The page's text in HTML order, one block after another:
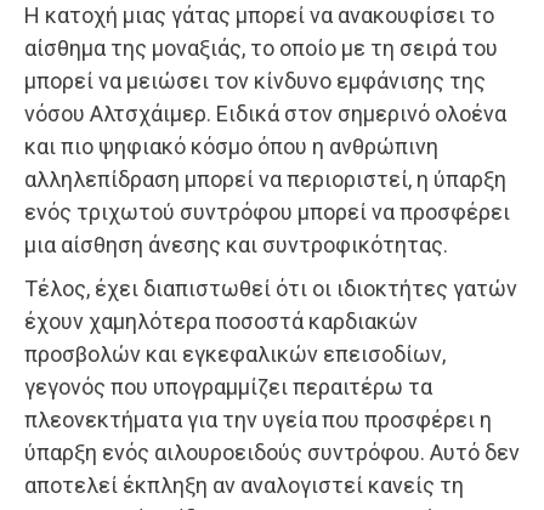
Η κατοχή μιας γάτας μπορεί να ανακουφίσει το
αίσθημα της μοναξιάς, το οποίο με τη σειρά του
μπορεί να μειώσει τον κίνδυνο εμφάνισης της
νόσου Αλτσχάιμερ. Ειδικά στον σημερινό ολοένα
και πιο ψηφιακό κόσμο όπου η ανθρώπινη
αλληλεπίδραση μπορεί να περιοριστεί, η ύπαρξη
ενός τριχωτού συντρόφου μπορεί να προσφέρει
μια αίσθηση άνεσης και συντροφικότητας.
Τέλος, έχει διαπιστωθεί ότι οι ιδιοκτήτες γατών
έχουν χαμηλότερα ποσοστά καρδιακών
προσβολών και εγκεφαλικών επεισοδίων,
γεγονός που υπογραμμίζει περαιτέρω τα
πλεονεκτήματα για την υγεία που προσφέρει η
ύπαρξη ενός αιλουροειδούς συντρόφου. Αυτό δεν
αποτελεί έκπληξη αν αναλογιστεί κανείς τη